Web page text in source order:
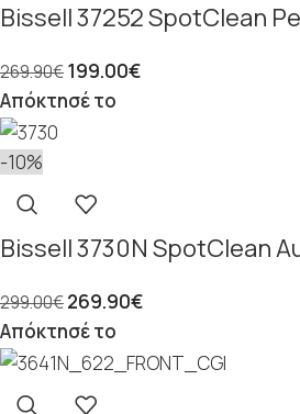
Bissell 37252 SpotClean
269.90€199.00€
Απόκτησέ το
-10%
Bissell 3730N SpotClean
299.00€269.90€
Απόκτησέ το